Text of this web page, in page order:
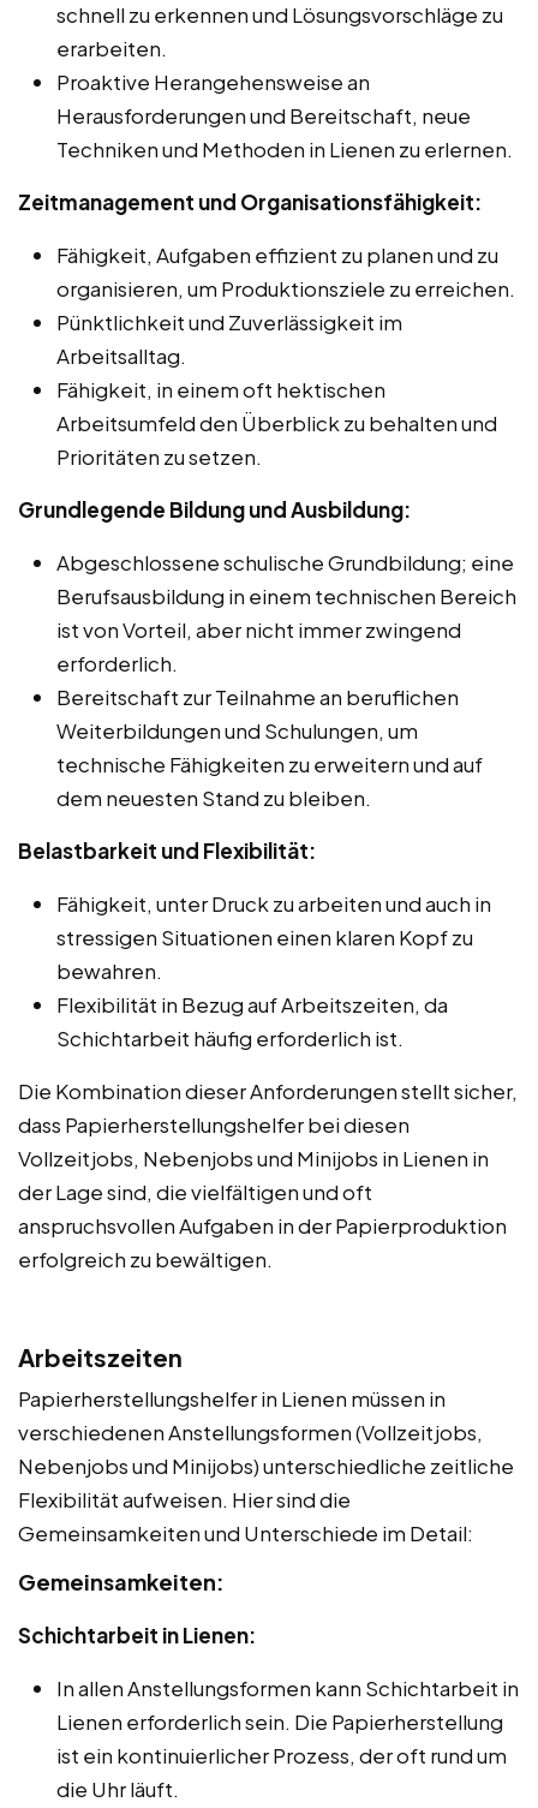
schnell zu erkennen und Lösungsvorschläge zu
erarbeiten.
Proaktive Herangehensweise an
Herausforderungen und Bereitschaft, neue
Techniken und Methoden in Lienen zu erlernen.
Zeitmanagement und Organisationsfähigkeit:
Fähigkeit, Aufgaben effizient zu planen und zu
organisieren, um Produktionsziele zu erreichen.
Pünktlichkeit und Zuverlässigkeit im
Arbeitsalltag.
Fähigkeit, in einem oft hektischen
Arbeitsumfeld den Überblick zu behalten und
Prioritäten zu setzen.
Grundlegende Bildung und Ausbildung:
Abgeschlossene schulische Grundbildung; eine
Berufsausbildung in einem technischen Bereich
ist von Vorteil, aber nicht immer zwingend
erforderlich.
Bereitschaft zur Teilnahme an beruflichen
Weiterbildungen und Schulungen, um
technische Fähigkeiten zu erweitern und auf
dem neuesten Stand zu bleiben.
Belastbarkeit und Flexibilität:
Fähigkeit, unter Druck zu arbeiten und auch in
stressigen Situationen einen klaren Kopf zu
bewahren.
Flexibilität in Bezug auf Arbeitszeiten, da
Schichtarbeit häufig erforderlich ist.
Die Kombination dieser Anforderungen stellt sicher,
dass Papierherstellungshelfer bei diesen
Vollzeitjobs, Nebenjobs und Minijobs in Lienen in
der Lage sind, die vielfältigen und oft
anspruchsvollen Aufgaben in der Papierproduktion
erfolgreich zu bewältigen.
Arbeitszeiten
Papierherstellungshelfer in Lienen müssen in
verschiedenen Anstellungsformen (Vollzeitjobs,
Nebenjobs und Minijobs) unterschiedliche zeitliche
Flexibilität aufweisen. Hier sind die
Gemeinsamkeiten und Unterschiede im Detail:
Gemeinsamkeiten:
Schichtarbeit in Lienen:
In allen Anstellungsformen kann Schichtarbeit in
Lienen erforderlich sein. Die Papierherstellung
ist ein kontinuierlicher Prozess, der oft rund um
die Uhr läuft.